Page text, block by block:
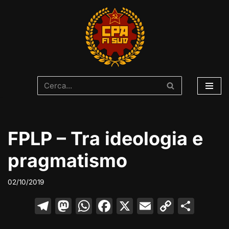
FPLP – Tra ideologia e
pragmatismo
02/10/2019
T M W F X E C